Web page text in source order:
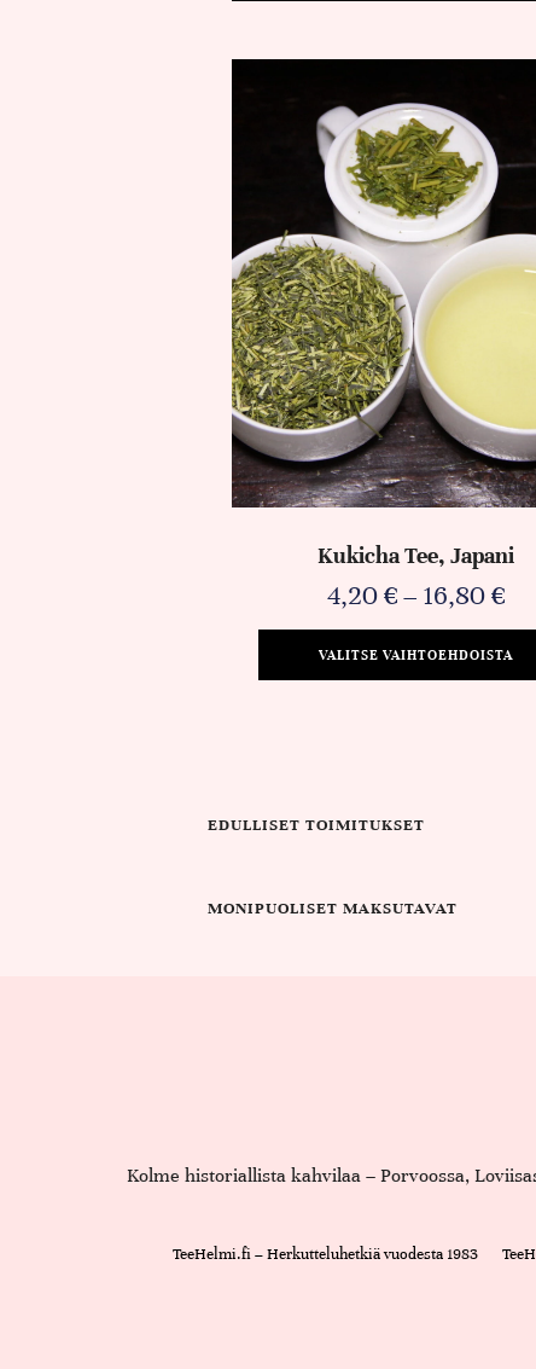
Kukicha Tee, Japani
4,20€ – 16,80€
VALITSE VAIHTOEHDOISTA
EDULLISET TOIMITUKSET
MONIPUOLISET MAKSUTAVAT
Kolme historiallista kahvilaa – Porvoossa,
TeeHelmi.fi – Herkutteluhetkiä vuodesta 1983